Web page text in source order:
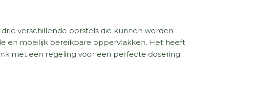
verschillende borstels die kunnen worden
en moeilijk bereikbare oppervlakken. Het heeft
met een regeling voor een perfecte dosering.